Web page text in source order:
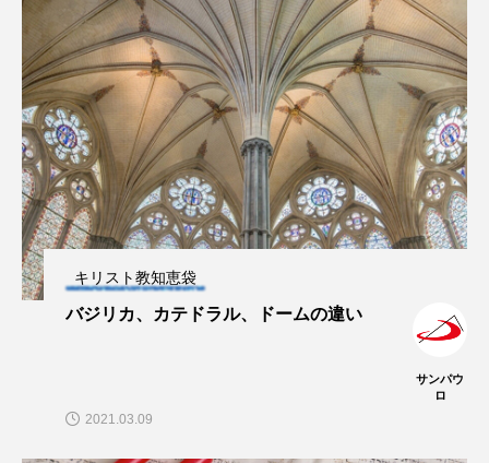
キリスト教知恵袋
バジリカ、カテドラル、ドームの違い
サンパウ
ロ
2021.03.09